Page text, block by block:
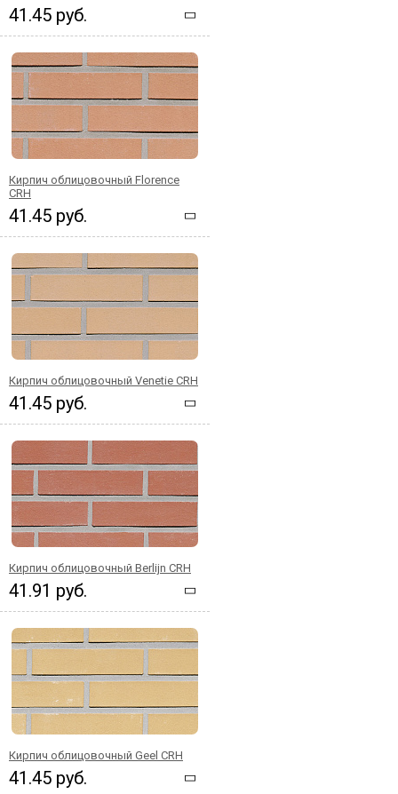
41.45 руб.
Кирпич облицовочный Florence
CRH
41.45 руб.
Кирпич облицовочный Venetie CRH
41.45 руб.
Кирпич облицовочный Berlijn CRH
41.91 руб.
Кирпич облицовочный Geel CRH
41.45 руб.